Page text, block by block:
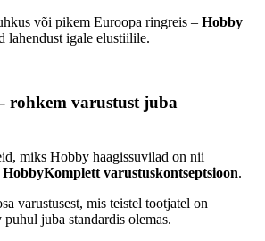
või pikem Euroopa ringreis – Hobby
lahendust igale elustiilile.
rohkem varustust juba
miks Hobby haagissuvilad on nii
HobbyKomplett varustuskontseptsioon.
varustusest, mis teistel tootjatel on
juba standardis olemas.